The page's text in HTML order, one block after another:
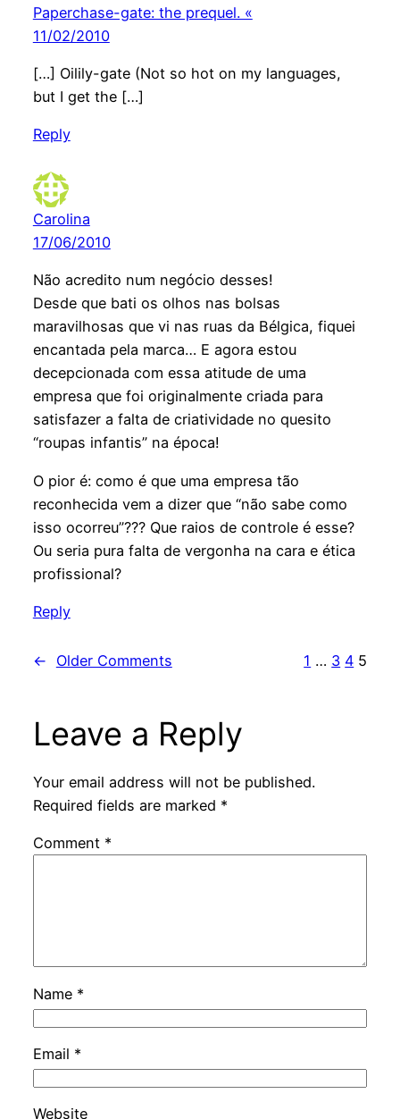
Paperchase-gate: the prequel. «
11/02/2010
[…] Oilily-gate (Not so hot on my languages,
but I get the […]
Reply
Carolina
17/06/2010
Não acredito num negócio desses!
Desde que bati os olhos nas bolsas
maravilhosas que vi nas ruas da Bélgica, fiquei
encantada pela marca… E agora estou
decepcionada com essa atitude de uma
empresa que foi originalmente criada para
satisfazer a falta de criatividade no quesito
“roupas infantis” na época!
O pior é: como é que uma empresa tão
reconhecida vem a dizer que “não sabe como
isso ocorreu”??? Que raios de controle é esse?
Ou seria pura falta de vergonha na cara e ética
profissional?
Reply
← Older Comments 1 … 3 4 5
Leave a Reply
Your email address will not be published.
Required fields are marked *
Comment *
Name *
Email *
Website